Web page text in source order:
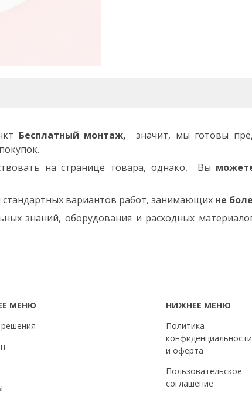
Бесплатный монтаж, значит, мы готовы
на странице товара, однако, Вы
стандартных вариантов работ, занимающих не
знаний, оборудования и расходных
МЕНЮ
НИЖНЕЕ МЕНЮ
Политика
конфиденциальности
и оферта
Пользовательское
соглашение